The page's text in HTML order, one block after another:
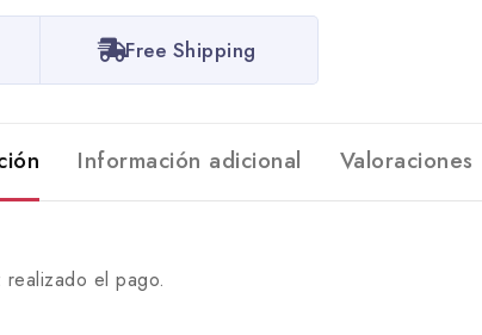
Free Shipping
Información adicional
el pago.